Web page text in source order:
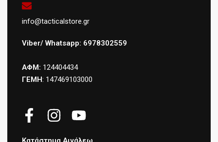
info@tacticalstore.gr
Viber/ Whatsapp: 6978302559
ΑΦΜ: 124404434
ΓΕΜΗ: 147469103000